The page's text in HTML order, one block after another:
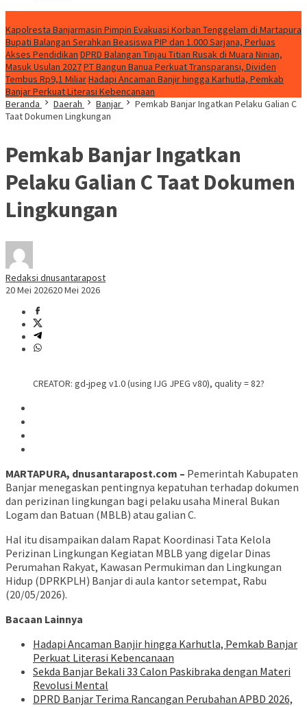
Kapolresta Banjarmasin Pimpin Evakuasi Korban Tenggelam di Martapura
Bupati Balangan Serahkan Beasiswa PIP dan 1.000 Sarjana, Perluas
Akses Pendidikan DPRD Balangan Tinjau Titian Rusak di Muara Ninian,
Masuk Usulan 2027PT Bangun Banua Perkuat Transparansi, Dividen
Tembus Rp9,1 MiliarHadapi Ancaman Banjir hingga Karhutla, Pemkab
Banjar Perkuat Literasi Kebencanaan
Beranda
Daerah Banjar
Pemkab Banjar Ingatkan Pelaku Galian C
Taat Dokumen Lingkungan
Pemkab Banjar Ingatkan
Pelaku Galian C Taat Dokumen
Lingkungan
Redaksi dnusantarapost
20 Mei 202620 Mei 2026
CREATOR: gd-jpeg v1.0 (using IJG JPEG v80), quality = 82?
MARTAPURA, dnusantarapost.com – Pemerintah Kabupaten
Banjar menegaskan pentingnya kepatuhan terhadap dokumen
dan perizinan lingkungan bagi pelaku usaha Mineral Bukan
Logam dan Batuan (MBLB) atau galian C.
Hal itu disampaikan dalam Rapat Koordinasi Tata Kelola
Perizinan Lingkungan Kegiatan MBLB yang digelar Dinas
Perumahan Rakyat, Kawasan Permukiman dan Lingkungan
Hidup (DPRKPLH) Banjar di aula kantor setempat, Rabu
(20/05/2026).
Bacaan Lainnya
Hadapi Ancaman Banjir hingga Karhutla, Pemkab Banjar
Perkuat Literasi Kebencanaan
Sekda Banjar Bekali 33 Calon Paskibraka dengan Materi
Revolusi Mental
DPRD Banjar Terima Rancangan Perubahan APBD 2026,